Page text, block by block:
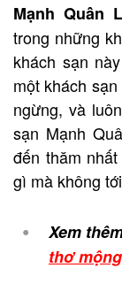
Mạnh Quân
trong những
khách sạn
một khách
ngừng, và
sạn Mạnh
đến thăm
gì mà không
Xem
thơ